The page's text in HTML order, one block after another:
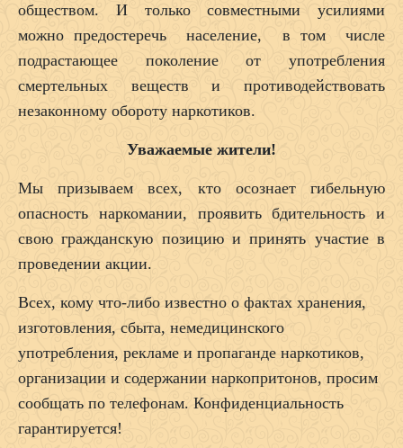
обществом. И только совместными усилиями
можно предостеречь население, в том числе
подрастающее поколение от употребления
смертельных веществ и противодействовать
незаконному обороту наркотиков.
Уважаемые жители!
Мы призываем всех, кто осознает гибельную
опасность наркомании, проявить бдительность и
свою гражданскую позицию и принять участие в
проведении акции.
Всех, кому что-либо известно о фактах хранения,
изготовления, сбыта, немедицинского
употребления, рекламе и пропаганде наркотиков,
организации и содержании наркопритонов, просим
сообщать по телефонам. Конфиденциальность
гарантируется!